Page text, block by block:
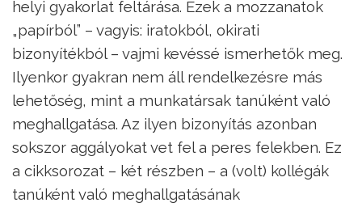
helyi gyakorlat feltárása. Ezek a mozzanatok
„papírból” – vagyis: iratokból, okirati
bizonyítékból – vajmi kevéssé ismerhetők meg.
Ilyenkor gyakran nem áll rendelkezésre más
lehetőség, mint a munkatársak tanúként való
meghallgatása. Az ilyen bizonyítás azonban
sokszor aggályokat vet fel a peres felekben. Ez
a cikksorozat – két részben – a (volt) kollégák
tanúként való meghallgatásának